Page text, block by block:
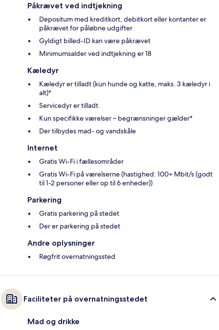
Påkrævet ved indtjekning
Depositum med kreditkort, debitkort eller kontanter er
påkrævet for påløbne udgifter
Gyldigt billed-ID kan være påkrævet
Minimumsalder ved indtjekning er 18
Kæledyr
Kæledyr er tilladt (kun hunde og katte, maks. 3 kæledyr i
alt)*
Servicedyr er tilladt
Kun specifikke værelser – begrænsninger gælder*
Der tilbydes mad- og vandskåle
Internet
Gratis Wi-Fi i fællesområder
Gratis Wi-Fi på værelserne (hastighed: 100+ Mbit/s (godt
til 1-2 personer eller op til 6 enheder))
Parkering
Gratis parkering på stedet
Der er parkering på stedet
Andre oplysninger
Røgfrit overnatningssted
Faciliteter på overnatningsstedet
Mad og drikke